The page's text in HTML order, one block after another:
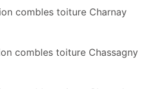
combles toiture Charnay
combles toiture Chassagny